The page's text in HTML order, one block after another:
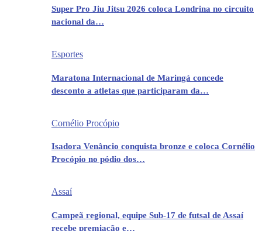
Super Pro Jiu Jitsu 2026 coloca Londrina no circuito
nacional da…
Esportes
Maratona Internacional de Maringá concede
desconto a atletas que participaram da…
Cornélio Procópio
Isadora Venâncio conquista bronze e coloca Cornélio
Procópio no pódio dos…
Assaí
Campeã regional, equipe Sub-17 de futsal de Assaí
recebe premiação e…